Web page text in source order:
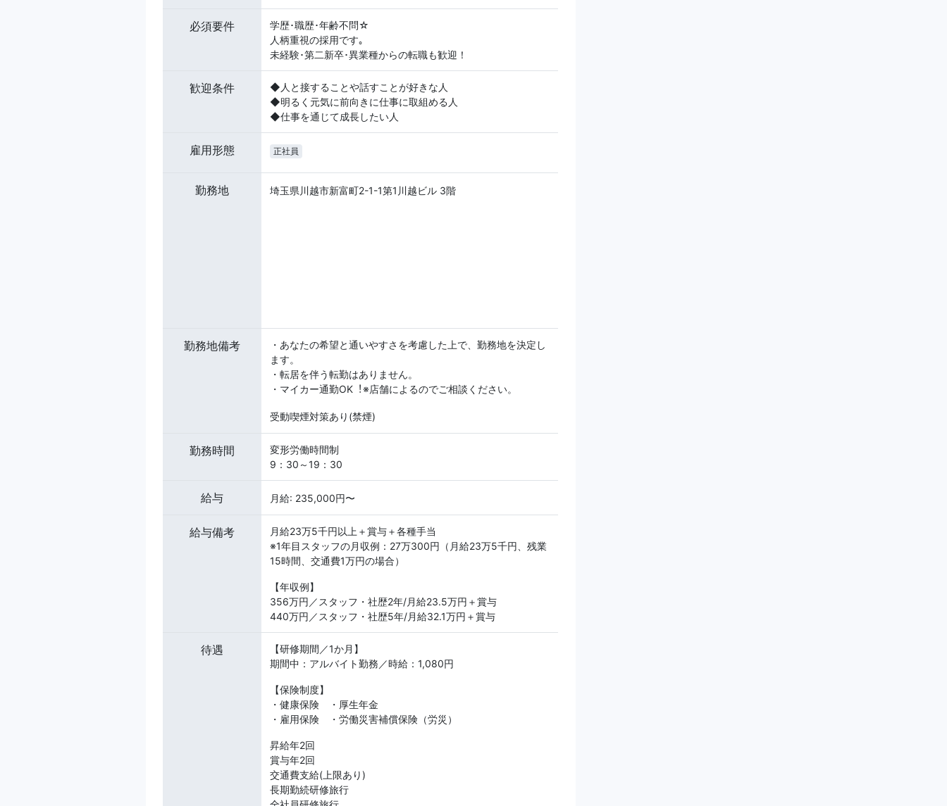
必須要件
学歴･職歴･年齢不問☆
人柄重視の採用です｡
未経験･第二新卒･異業種からの転職も歓迎！
歓迎条件
◆人と接することや話すことが好きな人
◆明るく元気に前向きに仕事に取組める人
◆仕事を通じて成長したい人
雇用形態 正社員
勤務地 埼玉県川越市新富町2-1-1第1川越ビル 3階
勤務地備考
・あなたの希望と通いやすさを考慮した上で、勤務地を決定し
ます。
・転居を伴う転勤はありません。
・マイカー通勤OK︕※店舗によるのでご相談ください。
受動喫煙対策あり(禁煙)
勤務時間
変形労働時間制
9：30～19：30
給与 月給: 235,000円〜
給与備考
月給23万5千円以上＋賞与＋各種手当
※1年目スタッフの月収例：27万300円（月給23万5千円、残業
15時間、交通費1万円の場合）
【年収例】
356万円／スタッフ・社歴2年/月給23.5万円＋賞与
440万円／スタッフ・社歴5年/月給32.1万円＋賞与
待遇
【研修期間／1か月】
期間中：アルバイト勤務／時給：1,080円
【保険制度】
・健康保険 ・厚生年金
・雇用保険 ・労働災害補償保険（労災）
昇給年2回
賞与年2回
交通費支給(上限あり)
長期勤続研修旅行